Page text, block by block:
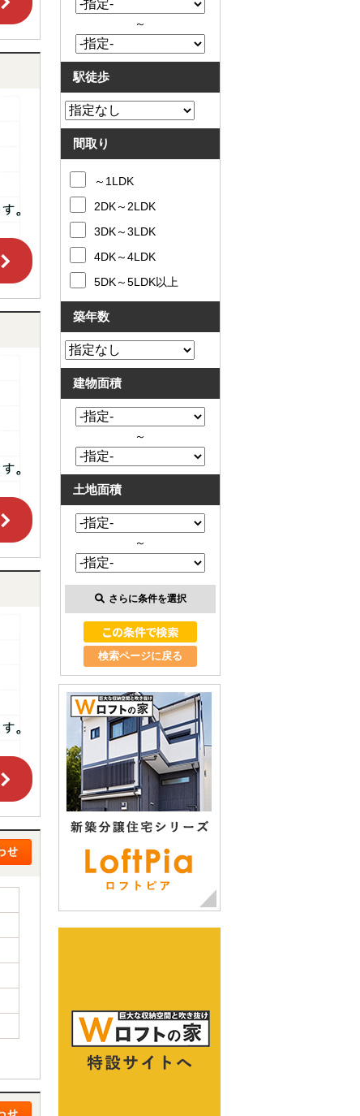
～
駅徒歩
間取り
～1LDK
2DK～2LDK
3DK～3LDK
4DK～4LDK
5DK～5LDK以上
築年数
建物面積
～
土地面積
～
さらに条件を選択
検索ページに戻る